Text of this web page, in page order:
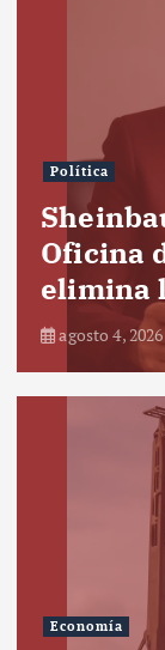
Política
Oficina
elimina
agosto 4, 2026
Economía